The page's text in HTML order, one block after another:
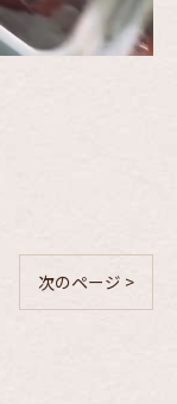
次のページ >